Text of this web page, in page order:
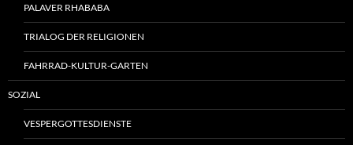
PALAVER RHABABA
TRIALOG DER RELIGIONEN
FAHRRAD-KULTUR-GARTEN
SOZIAL
VESPERGOTTESDIENSTE